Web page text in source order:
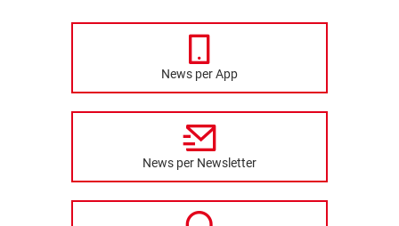
News per App
News per Newsletter